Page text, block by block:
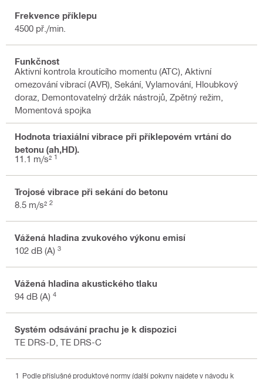
Frekvence příklepu
4500 př./min.
Funkčnost
Aktivní kontrola kroutícího momentu (ATC), Aktivní
omezování vibrací (AVR), Sekání, Vylamování, Hloubkový
doraz, Demontovatelný držák nástrojů, Zpětný režim,
Momentová spojka
Hodnota triaxiální vibrace při příklepovém vrtání do
betonu (ah,HD).
11.1 m/s² 1
Trojosé vibrace při sekání do betonu
8.5 m/s² 2
Vážená hladina zvukového výkonu emisí
102 dB (A) 3
Vážená hladina akustického tlaku
94 dB (A) 4
Systém odsávání prachu je k dispozici
TE DRS-D, TE DRS-C
Podle příslušné produktové normy (další pokyny najdete v návodu k